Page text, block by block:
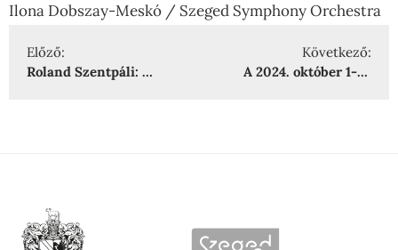
Ilona Dobszay-Meskó / Szeged Symphony Orchestra
Előző:
Roland Szentpáli: Pearls II.
Következő:
A 2024. október 1-i Mahler-koncert felvétele